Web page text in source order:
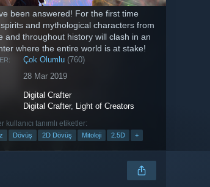
been answered! For the first time
and mythological characters from
and throughout history will clash in an
where the entire world is at stake!
Çok Olumlu (760)
28 Mar 2019
Digital Crafter
Digital Crafter, Light of Creators
tanımlı etiketler:
Dövüş 2D Dövüş Mitoloji 2.5D +